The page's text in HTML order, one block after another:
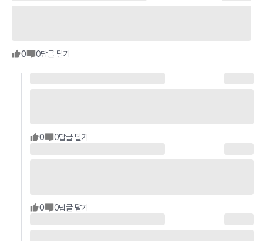
0 0답글 달기
0 0답글 달기
0 0답글 달기